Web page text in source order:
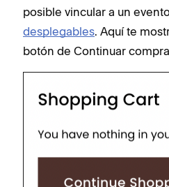
posible vincular a un
desplegables. Aquí te
botón de Continuar